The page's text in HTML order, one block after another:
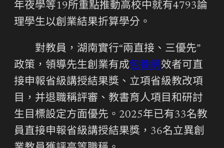
年夜學等19所重點推動高校中就有4793論
理學生以創業結果折算學分。
對教員，湖南實行“兩直接、三優先”
政策，領導先生創業有成包養網效者可直
接申報省級講授結果獎、立項省級教改項
目，并退職稱評審、教書育人項目和研討
生目標設定方面優先。2025年已有33名教
員直接申報省級講授結果獎，36名立異創